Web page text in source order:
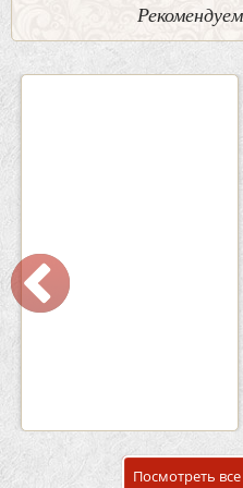
Кафе «Шишка»
Вместимость:
Посмотреть